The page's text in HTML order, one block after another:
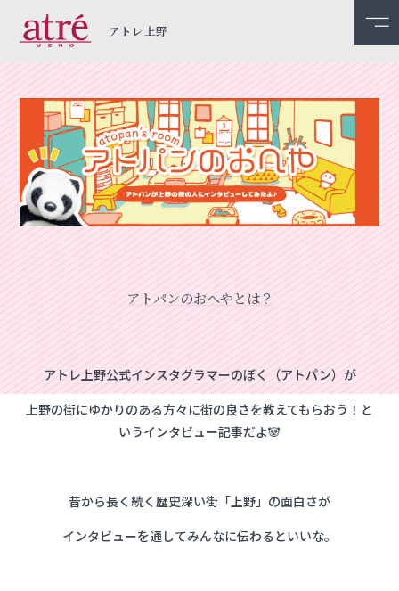
アトレ上野
アトパンのおへやとは？
アトレ上野公式インスタグラマーのぼく（アトパン）が
上野の街にゆかりのある方々に街の良さを教えてもらおう！と
いうインタビュー記事だよ🐼
昔から長く続く歴史深い街「上野」の面白さが
インタビューを通してみんなに伝わるといいな。